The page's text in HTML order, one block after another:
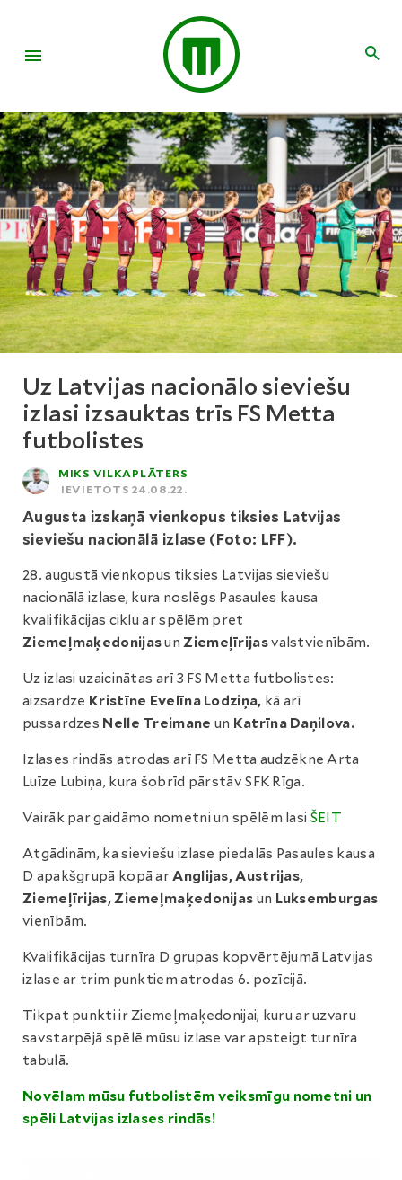
Uz Latvijas nacionālo sieviešu
izlasi izsauktas trīs FS Metta
futbolistes
MIKS VILKAPLĀTERS
IEVIETOTS 24.08.22.
Augusta izskaņā vienkopus tiksies Latvijas
sieviešu nacionālā izlase (Foto: LFF).
28. augustā vienkopus tiksies Latvijas sieviešu
nacionālā izlase, kura noslēgs Pasaules kausa
kvalifikācijas ciklu ar spēlēm pret
ZiemeļmaķedonijasunZiemeļīrijasvalstvienībām.
Uz izlasi uzaicinātas arī 3 FS Metta futbolistes:
aizsardze Kristīne Evelīna Lodziņa, kā arī
pussardzes Nelle Treimane un Katrīna Daņilova.
Izlases rindās atrodas arī FS Metta audzēkne Arta
Luīze Lubiņa, kura šobrīd pārstāv SFK Rīga.
Vairāk par gaidāmo nometni un spēlēm lasi ŠEIT
Atgādinām, ka sieviešu izlase piedalās Pasaules kausa
D apakšgrupā kopā arAnglijas, Austrijas,
Ziemeļīrijas, Ziemeļmaķedonijas un Luksemburgas
vienībām.
Kvalifikācijas turnīra D grupas kopvērtējumā Latvijas
izlase ar trim punktiem atrodas 6. pozīcijā.
Tikpat punkti ir Ziemeļmaķedonijai, kuru ar uzvaru
savstarpējā spēlē mūsu izlase var apsteigt turnīra
tabulā.
Novēlam mūsu futbolistēm veiksmīgu nometni un
spēli Latvijas izlases rindās!